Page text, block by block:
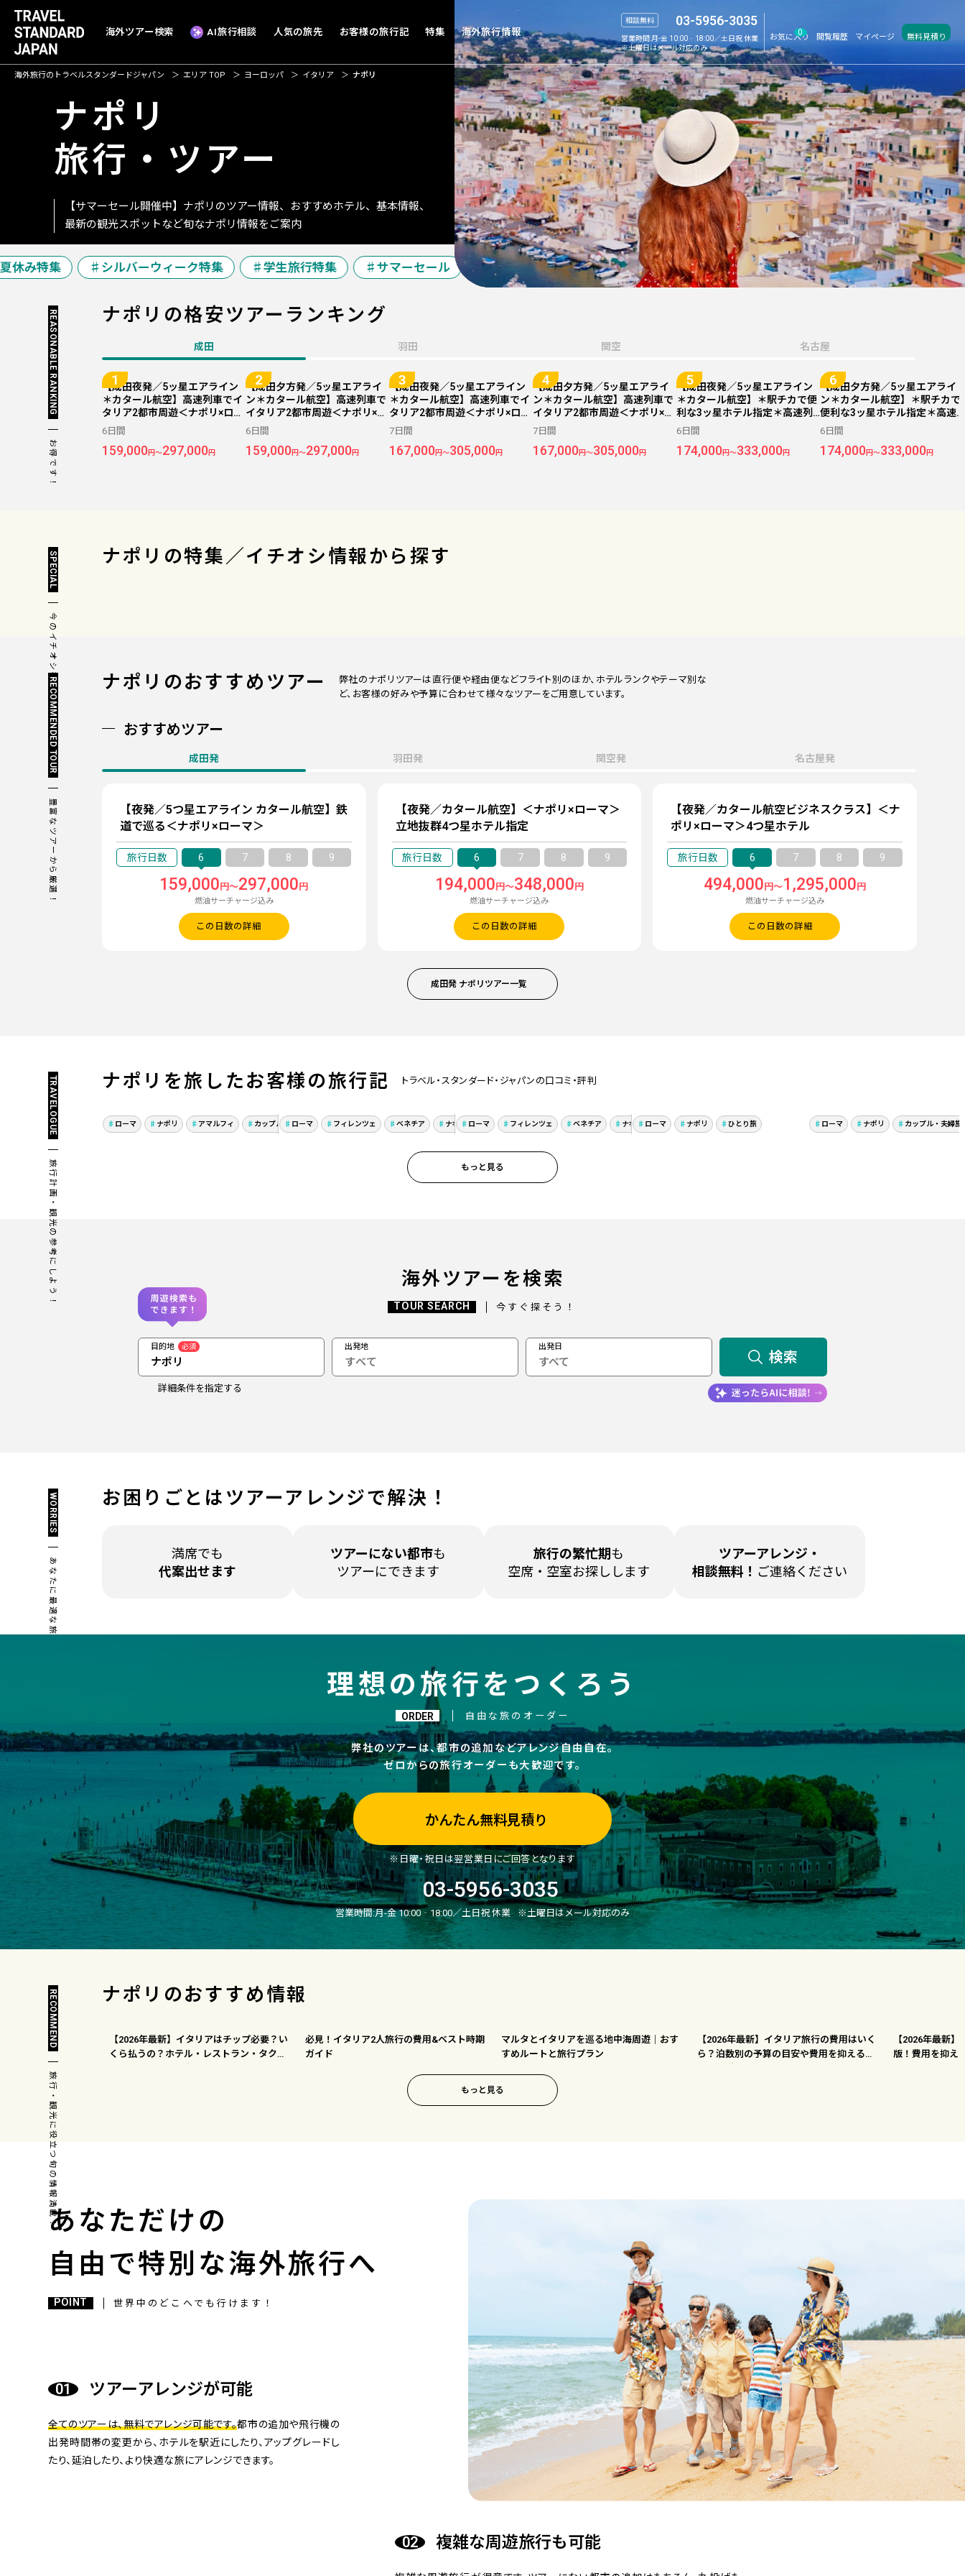
海外ツアー検索 AI旅行相談 人気の旅先 お客様の旅行記 特集 海外旅行情報
相談無料 03-5956-3035
営業時間:月-金 10:00‐18:00／土日祝 休業
※土曜日はメール対応のみ
お気に入り
0 閲覧履歴 マイページ 無料見積り
海外旅行のトラベルスタンダードジャパン エリア TOP ヨーロッパ イタリア ナポリ
ナポリ
旅行・ツアー
【サマーセール開催中】ナポリのツアー情報、おすすめホテル、基本情報、
最新の観光スポットなど旬なナポリ情報をご案内
み特集 シルバーウィーク特集 学生旅行特集 サマーセール 夏休み特集 シルバーウィーク特集 学生旅行特集 サマーセール
ナポリの格安ツアーランキング
REASONABLE RANKING
お得です！
成田 羽田 関空 名古屋
【成田夜発／5ッ星エアライン
＊カタール航空】高速列車でイ
タリア2都市周遊＜ナポリ×ロー
マ＞6日間（価格重視ホテル利
用）
6日間
159,000 円～297,000 円
【成田夕方発／5ッ星エアライ
ン＊カタール航空】高速列車で
イタリア2都市周遊＜ナポリ×ロ
ーマ＞6日間（価格重視ホテル
利用）
6日間
159,000 円～297,000 円
【成田夜発／5ッ星エアライン
＊カタール航空】高速列車でイ
タリア2都市周遊＜ナポリ×ロー
マ＞7日間（価格重視ホテル利
用）
7日間
167,000 円～305,000 円
【成田夕方発／5ッ星エアライ
ン＊カタール航空】高速列車で
イタリア2都市周遊＜ナポリ×ロ
ーマ＞7日間（価格重視ホテル
利用）
7日間
167,000 円～305,000 円
【成田夜発／5ッ星エアライン
＊カタール航空】＊駅チカで便
利な3ッ星ホテル指定＊高速列
車でイタリア2都市周遊＜ナポ
リ×ローマ＞6日間
6日間
174,000 円～333,000 円
【成田夕方発／5ッ星エアライ
ン＊カタール航空】＊駅チカで
便利な3ッ星ホテル指定＊高速
列車でイタリア2都市周遊＜ナ
ポリ×ローマ＞6日間
6日間
174,000 円～333,000 円
ナポリの特集／イチオシ情報から探す
SPECIAL
今のイチオシをチェック！
RECOMMENDED TOUR
豊富なツアーから厳選！
ナポリのおすすめツアー
弊社のナポリツアーは直行便や経由便などフライト別のほか、ホテルランクやテーマ別な
ど、お客様の好みや予算に合わせて様々なツアーをご用意しています。
おすすめツアー
成田発 羽田発 関空発 名古屋発
【夜発／5つ星エアライン カタール航空】鉄
道で巡る＜ナポリ×ローマ＞
6 7 8 9
159,000 円～297,000 円
燃油サーチャージ込み
この日数の詳細
【夜発／カタール航空】＜ナポリ×ローマ＞
立地抜群4つ星ホテル指定
6 7 8 9
194,000 円～348,000 円
燃油サーチャージ込み
この日数の詳細
【夜発／カタール航空ビジネスクラス】＜ナ
ポリ×ローマ＞4つ星ホテル
6 7 8 9
494,000 円～1,295,000 円
燃油サーチャージ込み
この日数の詳細
成田発 ナポリツアー一覧
ナポリを旅した お客様の旅行記
TRAVELOGUE
旅行計画・観光の参考にしよう！
トラベル・スタンダード・ジャパンの口コミ・評判
｜ナポリ・アマルフィ・
ローマ ナポリ アマルフィ カップル・夫婦旅行イタリア周遊
ローマ フィレンツェ ベネチア ナポリ 家族旅行
ョ聖地巡礼の旅 母息子
ローマ フィレンツェ ベネチア ナポリ パリ 家族旅行
超えるローマの遺跡！魅
ローマ ナポリ ひとり旅
旅！ナポリ＆ローマ2
ローマ ナポリ カップル・夫婦旅
もっと見る
海外ツアーを検索
TOUR SEARCH 今すぐ探そう！
目的地 必須
ナポリ
出発地 出発日
すべて 検索
詳細条件を指定する
お困りごとは ツアーアレンジで解決！
WORRIES
あなたに最適な旅行を！
満席でも
代案出せます
ツアーにない都市も
ツアーにできます
旅行の繁忙期も
空席・空室お探しします
ツアーアレンジ・
相談無料！ ご連絡ください
理想の旅行をつくろう
ORDER 自由な旅のオーダー
弊社のツアーは、都市の追加などアレンジ自由自在。
ゼロからの旅行オーダーも大歓迎です。
かんたん無料見積り
※日曜・祝日は翌営業日にご回答となります
03-5956-3035
営業時間:月-金 10:00‐18:00／土日祝 休業 ※土曜日はメール対応のみ
ナポリのおすすめ情報
RECOMMEND
旅行・観光に役立つ旬の情報満載！
【2026年最新】イタリアはチップ必要？い
くら払うの？ホテル・レストラン・タクシ
必見！イタリア2人旅行の費用&ベスト時期
ガイド
マルタとイタリアを巡る地中海周遊｜おす
すめルートと旅行プラン
【2026年最新】イタリア旅行の費用はいく
ら？泊数別の予算の目安や費用を抑えるコ
【2026年最新
版！費用を抑え
もっと見る
あなただけの
自由で特別な海外旅行へ
POINT 世界中のどこへでも行けます！
ツアーアレンジが可能
全てのツアーは、無料でアレンジ可能です。都市の追加や飛行機の
出発時間帯の変更から、ホテルを駅近にしたり、アップグレードし
たり、延泊したり、より快適な旅にアレンジできます。
複雑な周遊旅行も可能